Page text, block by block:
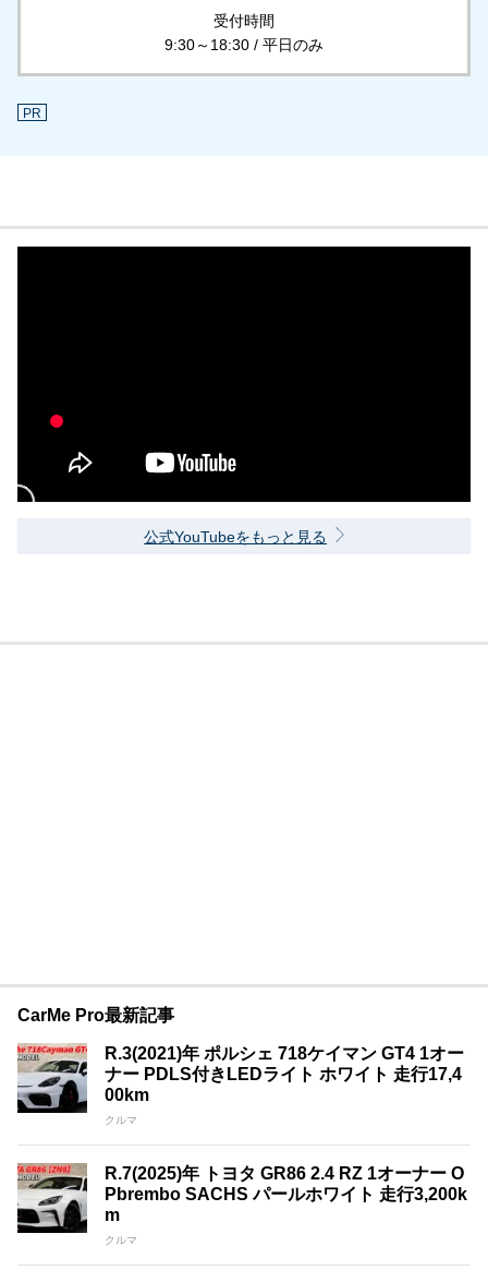
受付時間
9:30～18:30 / 平日のみ
PR
公式YouTubeをもっと見る
CarMe Pro最新記事
R.3(2021)年 ポルシェ 718ケイマン GT4 1オー
ナー PDLS付きLEDライト ホワイト 走行17,4
00km
クルマ
R.7(2025)年 トヨタ GR86 2.4 RZ 1オーナー O
Pbrembo SACHS パールホワイト 走行3,200k
m
クルマ